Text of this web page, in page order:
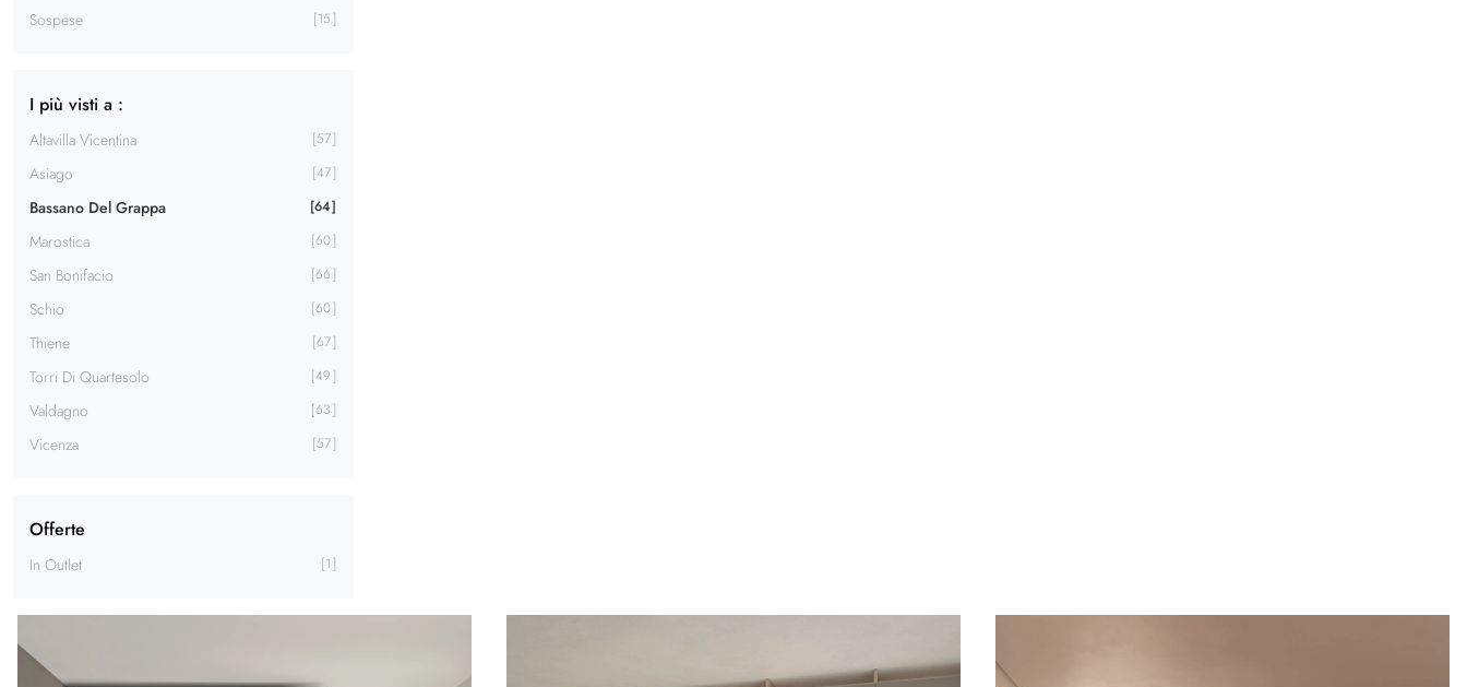
Sospese 15
I più visti a :
Altavilla Vicentina 57
Asiago 47
Bassano Del Grappa 64
Marostica 60
San Bonifacio 66
Schio 60
Thiene 67
Torri Di Quartesolo 49
Valdagno 63
Vicenza 57
Offerte
In Outlet 1